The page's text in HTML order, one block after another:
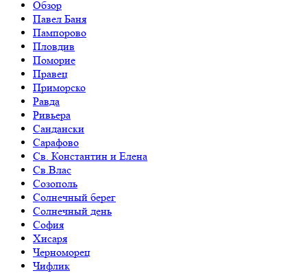
Обзор
Павел Баня
Пампорово
Пловдив
Поморие
Правец
Приморско
Равда
Ривьера
Сандански
Сарафово
Св. Константин и Елена
Св.Влас
Созополь
Солнечный берег
Солнечный день
София
Хисаря
Черноморец
Чифлик